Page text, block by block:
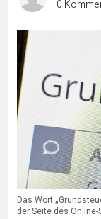
0
Das Wort
der Seite des